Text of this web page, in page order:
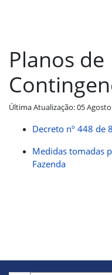
Planos de
Última Atualização: 05
Decreto nº 448 de
Medidas tomadas
Fazenda